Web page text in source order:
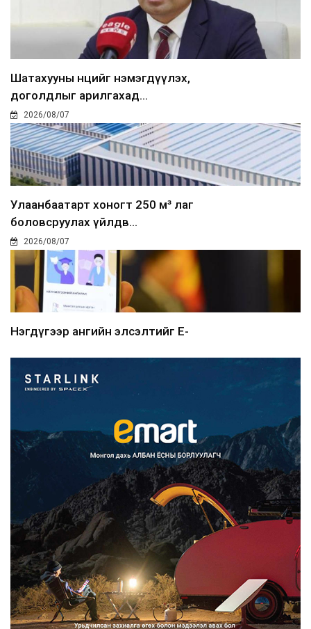
Шатахууны нөөцийг нэмэгдүүлэх,
доголдлыг арилгахад...
2026/08/07
Улаанбаатарт хоногт 250 м³ лаг
боловсруулах үйлдв...
2026/08/07
Нэгдүгээр ангийн элсэлтийг E-
Францад иргэд рүү зөвшөөрөлгүй
сурталчилгааны дууд...
2026/08/07
Нийтийн тээврийн Ч:19А чиглэлийн
замналд түр хугац...
2026/08/07